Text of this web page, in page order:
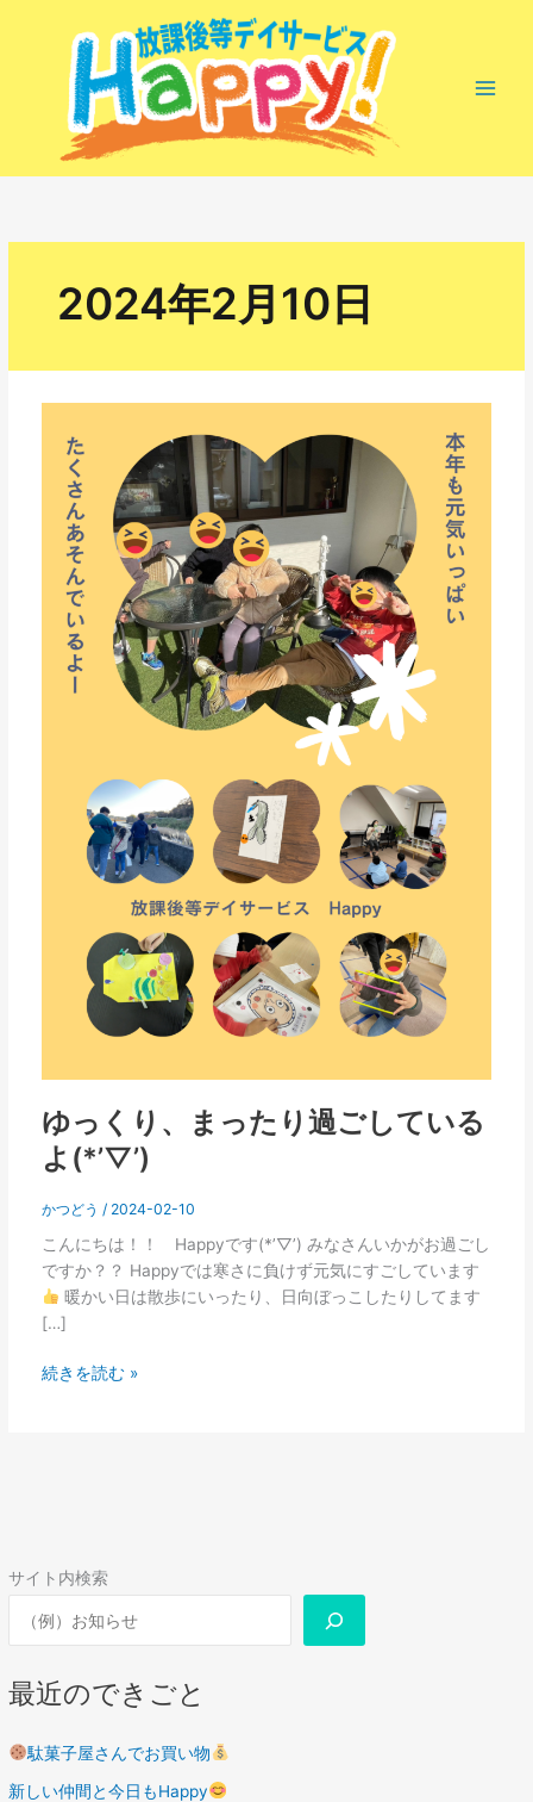
サイト内検索
最近のできごと
駄菓子屋さんでお買い物
新しい仲間と今日もHappy
2024年2月10日
ゆっくり、まったり過ごしている
よ(*’▽’)
かつどう / 2024-02-10
こんにちは！！ Happyです(*’▽’) みなさんいかがお過ごし
ですか？？ Happyでは寒さに負けず元気にすごしています
暖かい日は散歩にいったり、日向ぼっこしたりしてます
[…]
り、
続きを読む »